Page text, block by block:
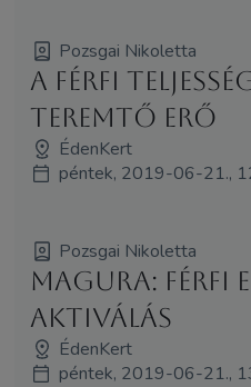
Pozsgai Nikoletta
A férfi
teremtő erő
ÉdenKert
péntek, 2019-06-21.,
Pozsgai Nikoletta
Magura: Férfi
Aktiválás
ÉdenKert
péntek, 2019-06-21.,